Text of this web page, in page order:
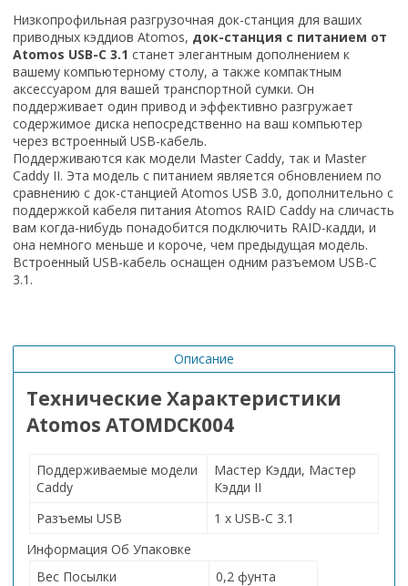
Низкопрофильная разгрузочная док-станция для ваших
приводных кэддиов Atomos, док-станция с питанием от
Atomos USB-C 3.1 станет элегантным дополнением к
вашему компьютерному столу, а также компактным
аксессуаром для вашей транспортной сумки. Он
поддерживает один привод и эффективно разгружает
содержимое диска непосредственно на ваш компьютер
через встроенный USB-кабель.
Поддерживаются как модели Master Caddy, так и Master
Caddy II. Эта модель с питанием является обновлением по
сравнению с док-станцией Atomos USB 3.0, дополнительно с
поддержкой кабеля питания Atomos RAID Caddy на сличасть
вам когда-нибудь понадобится подключить RAID-кадди, и
она немного меньше и короче, чем предыдущая модель.
Встроенный USB-кабель оснащен одним разъемом USB-C
3.1.
Описание
Технические Характеристики
Atomos ATOMDCK004
Поддерживаемые модели
Caddy
Мастер Кэдди, Мастер
Кэдди II
Разъемы USB
1 x USB-C 3.1
Информация Об Упаковке
Вес Посылки
0,2 фунта